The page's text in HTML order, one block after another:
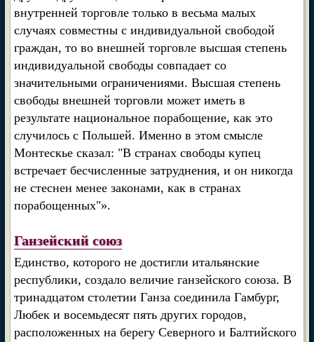
внутренней торговле только в весьма малых
случаях совместны с индивидуальной свободой
граждан, то во внешней торговле высшая степень
индивидуальной свободы совпадает со
значительными ограничениями. Высшая степень
свободы внешней торговли может иметь в
результате национальное порабощение, как это
случилось с Польшей. Именно в этом смысле
Монтескье сказал: "В странах свободы купец
встречает бесчисленные затруднения, и он никогда
не стеснен менее законами, как в странах
порабощенных"».
Ганзейский союз
Единство, которого не достигли итальянские
республики, создало величие ганзейского союза. В
тринадцатом столетии Ганза соединила Гамбург,
Любек и восемьдесят пять других городов,
расположенных на берегу Северного и Балтийского